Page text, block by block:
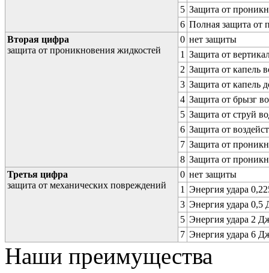
5 Защита от
6 Полная защита от
Вторая цифра
защита от проникновения жидкостей
0 нет защиты
1 Защита от
2 Защита от капель
3 Защита от капель
4 Защита от брызг
5 Защита от струй
6 Защита от
7 Защита от
8 Защита от
Третья цифра
защита от механических повреждений
0 нет защиты
1 Энергия удара
3 Энергия удара 0,5
5 Энергия удара 2
7 Энергия удара 6
Наши преимущества